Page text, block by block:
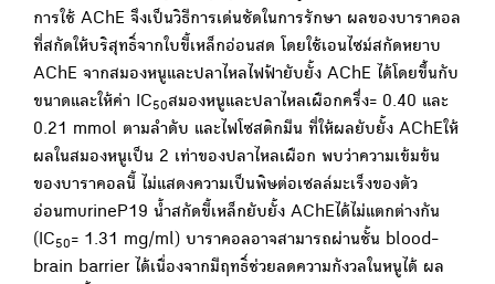
การใช้ AChE จึงเป็นวิธีการเด่นชัดในการรักษา ผลของบาราคอล
ที่สกัดให้บริสุทธิ์จากใบขี้เหล็กอ่อนสด โดยใช้เอนไซม์สกัดหยาบ
AChE จากสมองหนูและปลาไหลไฟฟ้ายับยั้ง AChE ได้โดยขึ้นกับ
ขนาดและให้ค่า IC50สมองหนูและปลาไหลเผือกครึ่ง= 0.40 และ
0.21 mmol ตามลำดับ และไฟโซสติกมีน ที่ให้ผลยับยั้ง AChEให้
ผลในสมองหนูเป็น 2 เท่าของปลาไหลเผือก พบว่าความเข้มข้น
ของบาราคอลนี้ ไม่แสดงความเป็นพิษต่อเซลล์มะเร็งของตัว
อ่อนmurineP19 น้ำสกัดขี้เหล็กยับยั้ง AChEได้ไม่แตกต่างกัน
(IC50= 1.31 mg/ml) บาราคอลอาจสามารถผ่านชั้น blood-
brain barrier ได้เนื่องจากมีฤทธิ์ช่วยลดความกังวลในหนูได้ ผล